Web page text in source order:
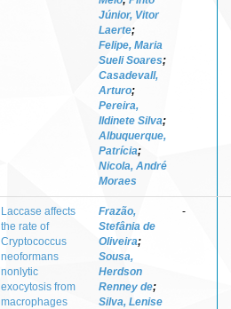
Júnior, Vitor
Laerte;
Felipe, Maria
Sueli Soares;
Casadevall,
Arturo;
Pereira,
Ildinete Silva;
Albuquerque,
Patrícia;
Nicola, André
Moraes
Laccase affects
the rate of
Cryptococcus
neoformans
nonlytic
exocytosis from
macrophages
Frazão,
Stefânia de
Oliveira;
Sousa,
Herdson
Renney de;
Silva, Lenise
-